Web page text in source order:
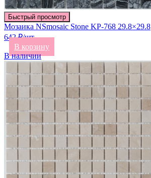
Быстрый просмотр
Мозаика NSmosaic Stone KP-768 29.8×29.8
642 ₽/шт
В корзину
В наличии